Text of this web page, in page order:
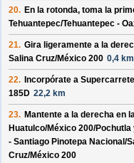
20. En la rotonda, toma la
Tehuantepec/Tehuantepec -
21. Gira ligeramente a la
Salina Cruz/México 200 0,4 km
22. Incorpórate a
185D 22,2 km
23. Mantente a la derecha en
Huatulco/México 200/Pochutla
- Santiago Pinotepa Nacional/
Cruz/México 200